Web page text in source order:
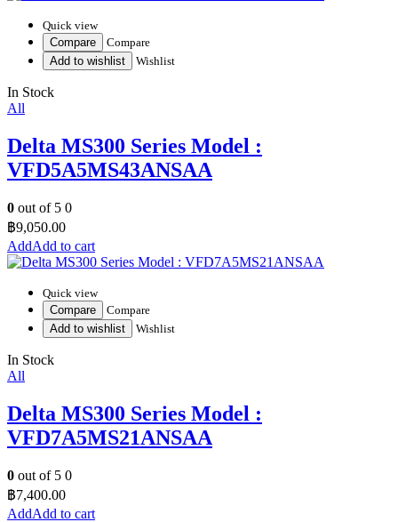
Quick view
Compare
Compare
Add to wishlist
Wishlist
In Stock
All
Delta MS300 Series Model :
VFD5A5MS43ANSAA
0 out of 5 0
฿9,050.00
Add to cart
Quick view
Compare
Compare
Add to wishlist
Wishlist
In Stock
All
Delta MS300 Series Model :
VFD7A5MS21ANSAA
0 out of 5 0
฿7,400.00
Add to cart